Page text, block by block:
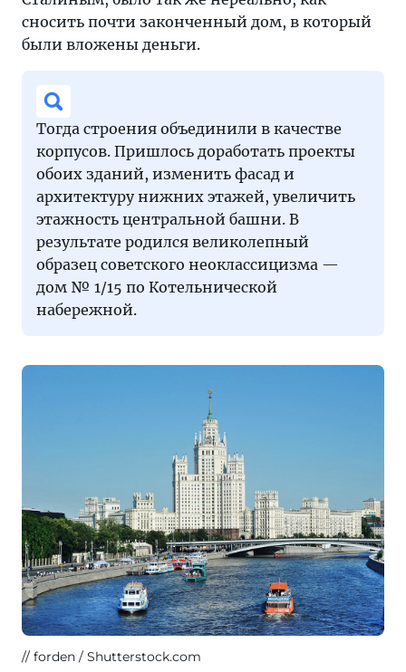
сносить почти законченный дом, в который
были вложены деньги.
Тогда строения объединили в качестве
корпусов. Пришлось доработать проекты
обоих зданий, изменить фасад и
архитектуру нижних этажей, увеличить
этажность центральной башни. В
результате родился великолепный
образец советского неоклассицизма —
дом № 1/15 по Котельнической
набережной.
forden / Shutterstock.com